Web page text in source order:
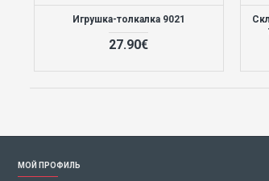
Игрушка-толкалка 9021
27.90€
МОЙ ПРОФИЛЬ